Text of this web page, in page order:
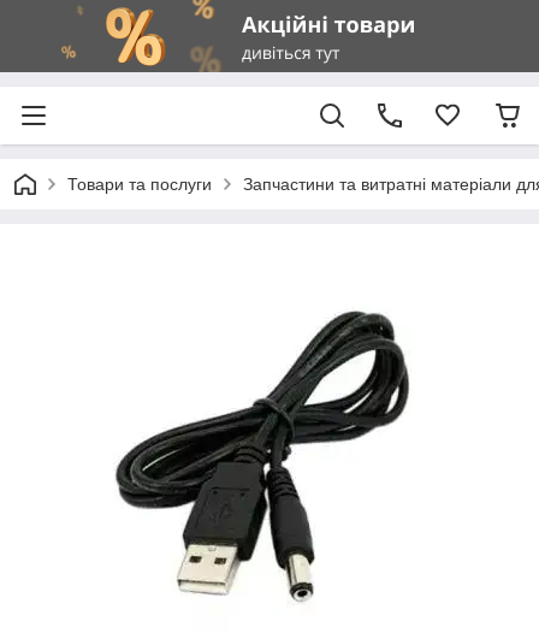
Товари та послуги Запчастини та витратні матеріали